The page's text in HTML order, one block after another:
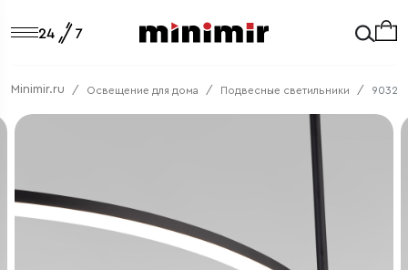
Minimir.ru Освещение для дома Подвесные светильники